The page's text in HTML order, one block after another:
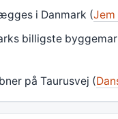
i Danmark (Jem
billigste
på Taurusvej (